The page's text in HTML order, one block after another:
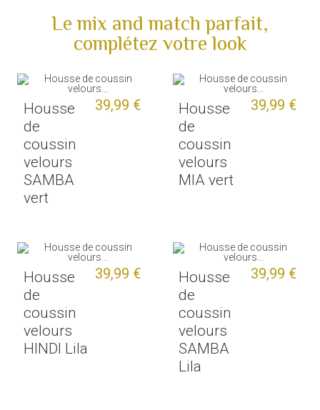
Le mix and match parfait,
complétez votre look
Housse
de
coussin
velours
SAMBA
vert
39,99 €
Housse
de
coussin
velours
MIA vert
39,99 €
Housse
de
coussin
velours
HINDI Lila
39,99 €
Housse
de
coussin
velours
SAMBA
Lila
39,99 €